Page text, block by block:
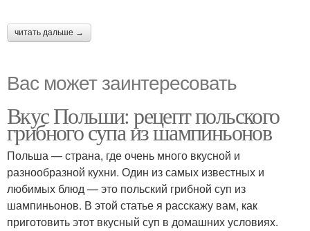
читать дальше →
Вас может заинтересовать
Вкус Польши: рецепт польского
грибного супа из шампиньонов
Польша — страна, где очень много вкусной и
разнообразной кухни. Один из самых известных и
любимых блюд — это польский грибной суп из
шампиньонов. В этой статье я расскажу вам, как
приготовить этот вкусный суп в домашних условиях.